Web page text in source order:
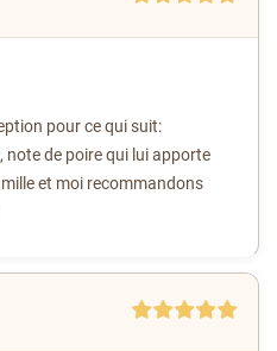
pour ce qui suit:
note de poire qui lui apporte
et moi recommandons